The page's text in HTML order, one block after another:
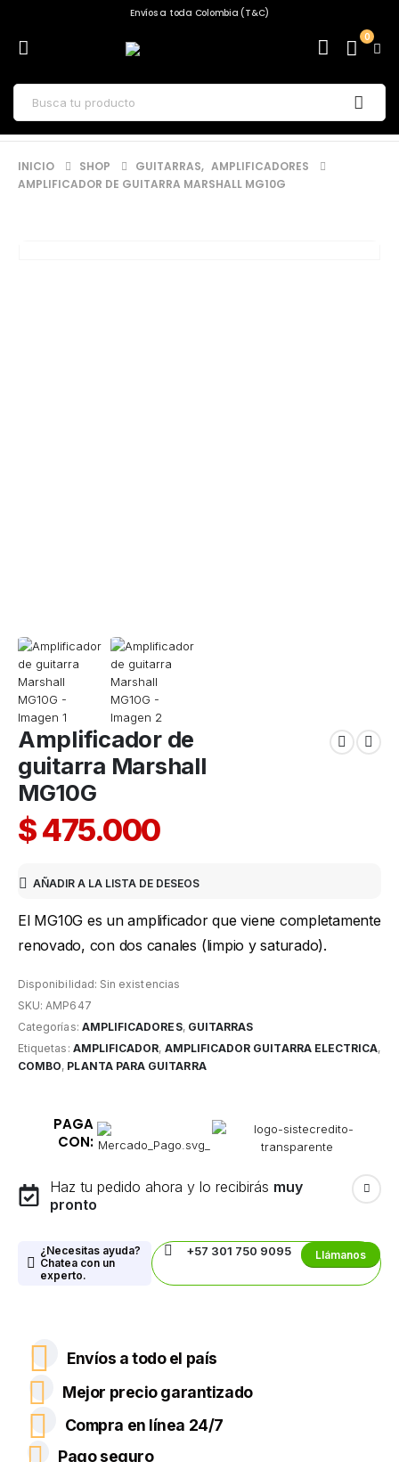
Envíos a toda Colombia (T&C)
0
INICIO SHOP GUITARRAS, AMPLIFICADORES
AMPLIFICADOR DE GUITARRA MARSHALL MG10G
Amplificador de
guitarra Marshall
MG10G
$475.000
AÑADIR A LA LISTA DE DESEOS
El MG10G es un amplificador que viene completamente
renovado, con dos canales (limpio y saturado).
Disponibilidad: Sin existencias
SKU: AMP647
Categorías: AMPLIFICADORES, GUITARRAS
Etiquetas: AMPLIFICADOR, AMPLIFICADOR GUITARRA ELECTRICA,
COMBO, PLANTA PARA GUITARRA
PAGA
CON:
Haz tu pedido ahora y lo recibirás muy
pronto
¿Necesitas ayuda?
Chatea con un
experto.
+57 301 750 9095 Llámanos
Envíos a todo el país
Mejor precio garantizado
Compra en línea 24/7
Pago seguro